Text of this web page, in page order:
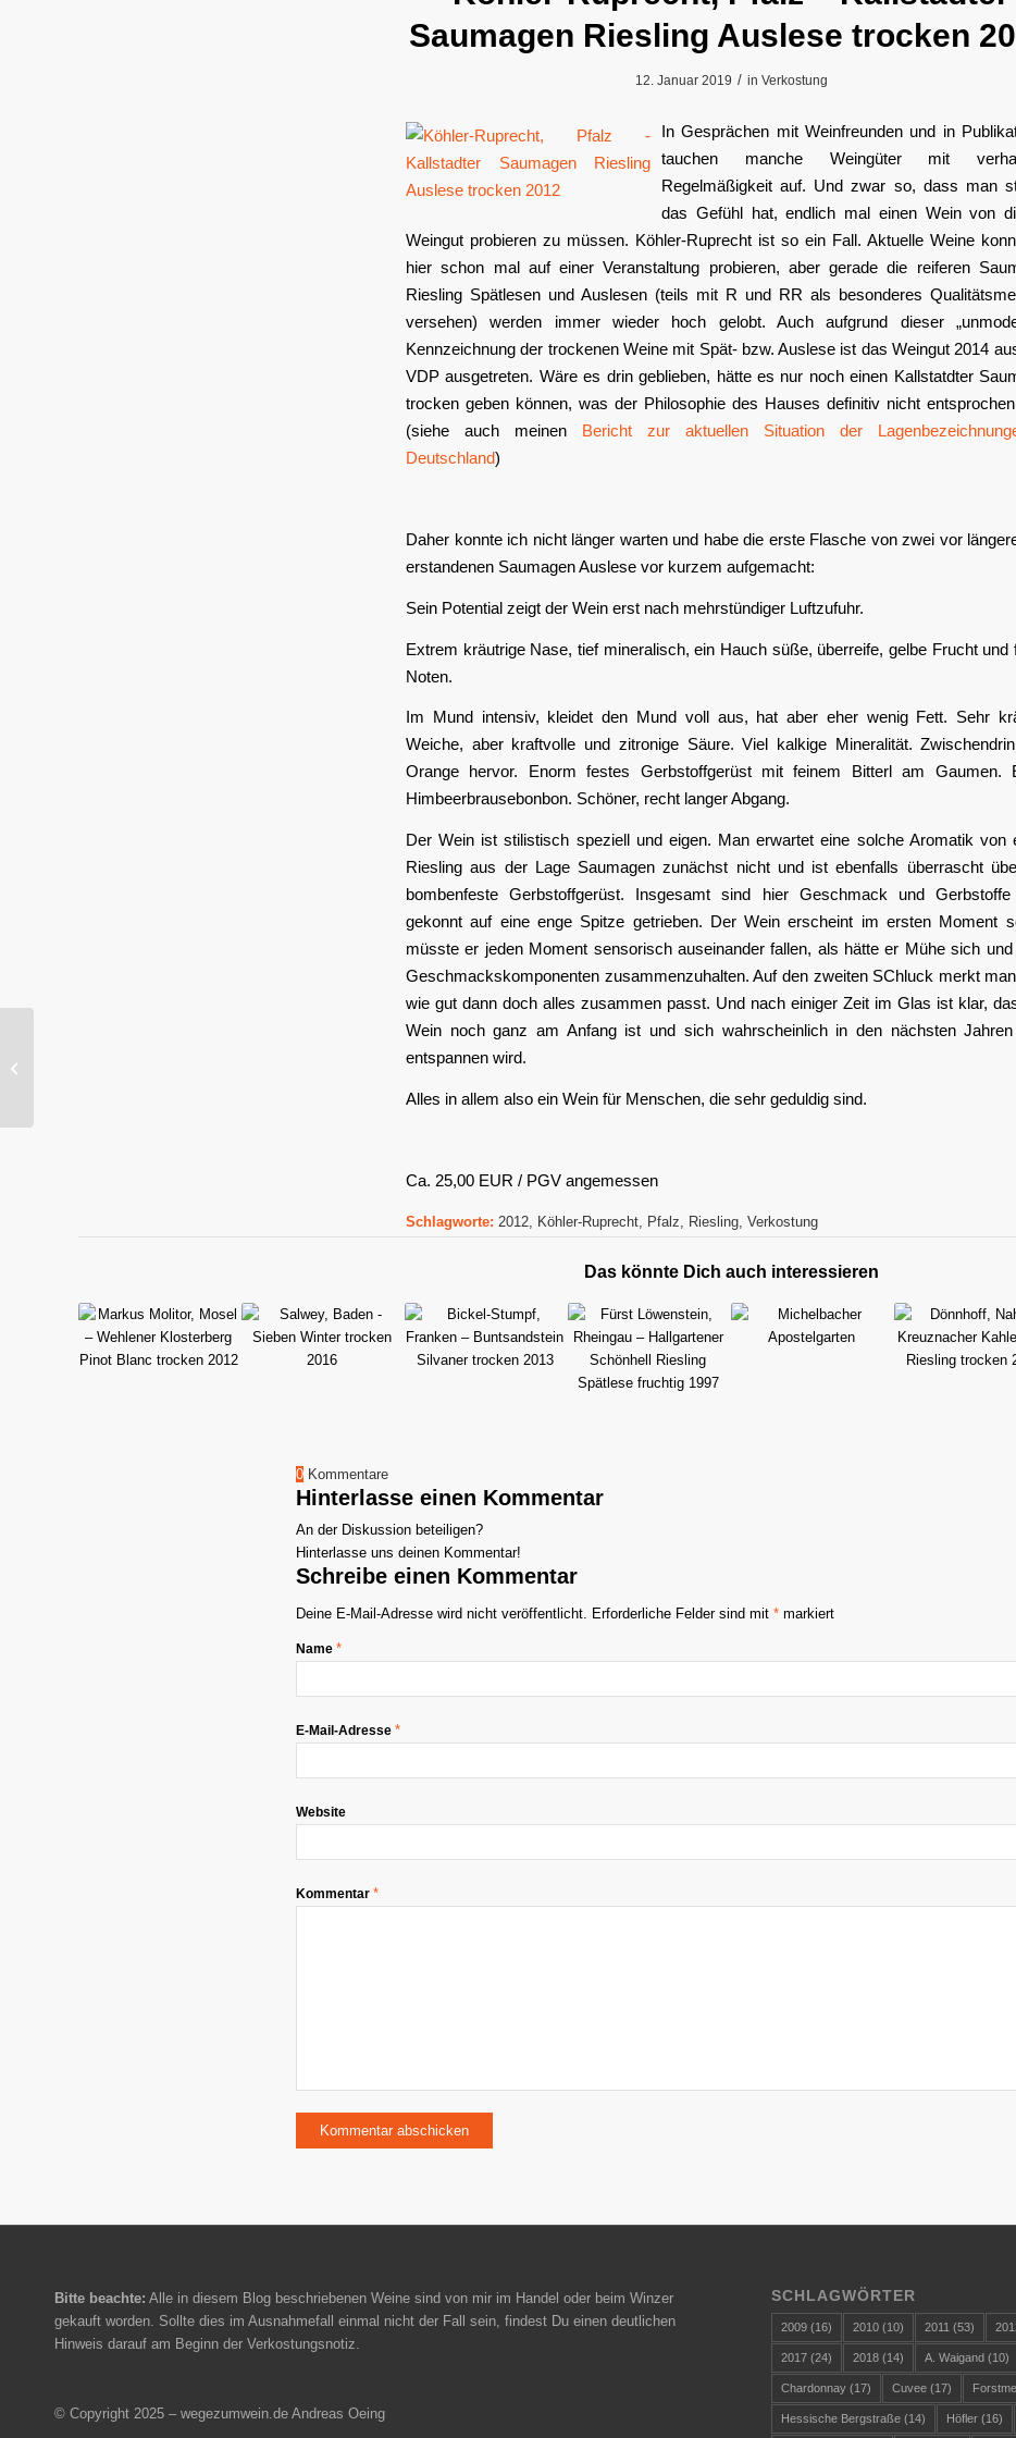
Saumagen Riesling Auslese trocken
12. Januar 2019 / in Verkostung
In Gesprächen mit Weinfreunden und in
tauchen manche Weingüter mit
Regelmäßigkeit auf. Und zwar so, dass man
das Gefühl hat, endlich mal einen Wein von
Weingut probieren zu müssen. Köhler-Ruprecht ist so ein Fall. Aktuelle Weine
hier schon mal auf einer Veranstaltung probieren, aber gerade die reiferen
Riesling Spätlesen und Auslesen (teils mit R und RR als besonderes
versehen) werden immer wieder hoch gelobt. Auch aufgrund dieser
Kennzeichnung der trockenen Weine mit Spät- bzw. Auslese ist das Weingut 2014
VDP ausgetreten. Wäre es drin geblieben, hätte es nur noch einen Kallstatdter
trocken geben können, was der Philosophie des Hauses definitiv nicht
(siehe auch meinen Bericht zur aktuellen Situation der
Deutschland)
Daher konnte ich nicht länger warten und habe die erste Flasche von zwei vor
erstandenen Saumagen Auslese vor kurzem aufgemacht:
Sein Potential zeigt der Wein erst nach mehrstündiger Luftzufuhr.
Extrem kräutrige Nase, tief mineralisch, ein Hauch süße, überreife, gelbe Frucht und
Noten.
Im Mund intensiv, kleidet den Mund voll aus, hat aber eher wenig Fett. Sehr
Weiche, aber kraftvolle und zitronige Säure. Viel kalkige Mineralität.
Orange hervor. Enorm festes Gerbstoffgerüst mit feinem Bitterl am Gaumen.
Himbeerbrausebonbon. Schöner, recht langer Abgang.
Der Wein ist stilistisch speziell und eigen. Man erwartet eine solche Aromatik von
Riesling aus der Lage Saumagen zunächst nicht und ist ebenfalls überrascht
bombenfeste Gerbstoffgerüst. Insgesamt sind hier Geschmack und
gekonnt auf eine enge Spitze getrieben. Der Wein erscheint im ersten Moment
müsste er jeden Moment sensorisch auseinander fallen, als hätte er Mühe sich
Geschmackskomponenten zusammenzuhalten. Auf den zweiten SChluck merkt
wie gut dann doch alles zusammen passt. Und nach einiger Zeit im Glas ist klar,
Wein noch ganz am Anfang ist und sich wahrscheinlich in den nächsten
entspannen wird.
Alles in allem also ein Wein für Menschen, die sehr geduldig sind.
Ca. 25,00 EUR / PGV angemessen
Schlagworte: 2012 Köhler-Ruprecht Pfalz Riesling Verkostung
Das könnte Dich auch interessieren
0 Kommentare
Hinterlasse einen Kommentar
An der Diskussion beteiligen?
Hinterlasse uns deinen Kommentar!
Schreibe einen Kommentar
Deine E-Mail-Adresse wird nicht veröffentlicht. Erforderliche Felder sind mit * markiert
Name *
E-Mail-Adresse *
Website
Kommentar *
Bitte beachte: Alle in diesem Blog beschriebenen Weine sind von mir im Handel oder beim Winzer
gekauft worden. Sollte dies im Ausnahmefall einmal nicht der Fall sein, findest Du einen deutlichen
Hinweis darauf am Beginn der Verkostungsnotiz.
© Copyright 2025 – wegezumwein.de Andreas Oeing
SCHLAGWÖRTER
2009 (16) 2010 (10) 2011 (53)
2017 (24) 2018 (14) A. Waigand (10)
Chardonnay (17) Cuvee (17)
Hessische Bergstraße (14) Höfler (16)